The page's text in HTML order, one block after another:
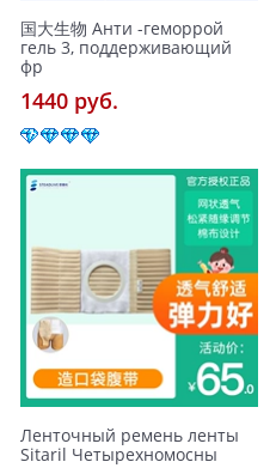
国大生物 Анти -геморрой
гель 3, поддерживающий
фр
1440 pуб.
Ленточный ремень ленты
Sitaril Четырехномосны